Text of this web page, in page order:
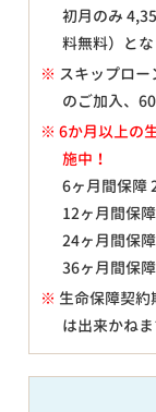
初月のみ
料無料）とな
※ スキップロ
のご加入、
※ 6か月以上の
施中！
6ヶ月間保障
12ヶ月間保
24ヶ月間保
36ヶ月間保
※ 生命保障契
は出来かね